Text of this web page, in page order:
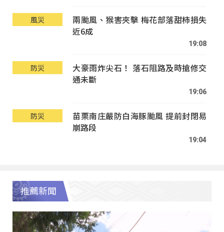
風災
兩颱風、猴害夾擊 梅花部落甜柿損失
近6成
19:08
防災
大豪雨炸尖石！ 落石阻路及時搶修交
通未斷
19:06
防災
苗栗南庄嚴防白海豚颱風 提前封閉易
崩路段
19:04
推薦新聞